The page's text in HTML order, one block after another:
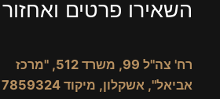
השאירו פרטים
רח' צה"ל 99, משרד 512, "מרכז
אביאל", אשקלון, מיקוד 7859324